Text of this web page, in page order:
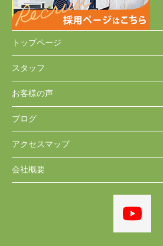
トップページ
スタッフ
お客様の声
ブログ
アクセスマップ
会社概要